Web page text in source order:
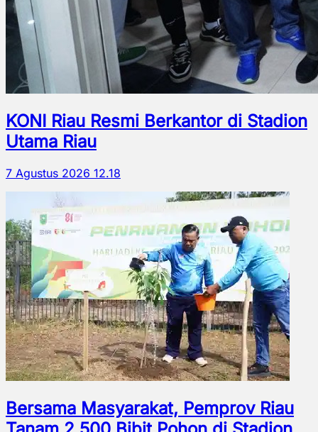
KONI Riau Resmi Berkantor di Stadion
Utama Riau
7 Agustus 2026 12.18
Bersama Masyarakat, Pemprov Riau